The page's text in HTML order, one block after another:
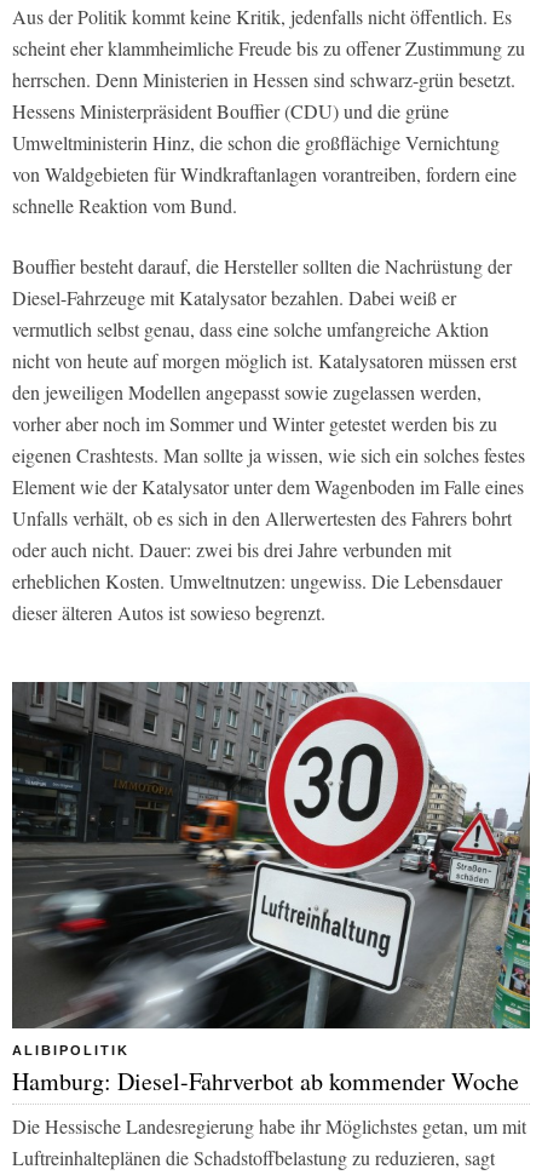
Aus der Politik kommt keine Kritik, jedenfalls nicht öffentlich. Es
scheint eher klammheimliche Freude bis zu offener Zustimmung zu
herrschen. Denn Ministerien in Hessen sind schwarz-grün besetzt.
Hessens Ministerpräsident Bouffier (CDU) und die grüne
Umweltministerin Hinz, die schon die großflächige Vernichtung
von Waldgebieten für Windkraftanlagen vorantreiben, fordern eine
schnelle Reaktion vom Bund.
Bouffier besteht darauf, die Hersteller sollten die Nachrüstung der
Diesel-Fahrzeuge mit Katalysator bezahlen. Dabei weiß er
vermutlich selbst genau, dass eine solche umfangreiche Aktion
nicht von heute auf morgen möglich ist. Katalysatoren müssen erst
den jeweiligen Modellen angepasst sowie zugelassen werden,
vorher aber noch im Sommer und Winter getestet werden bis zu
eigenen Crashtests. Man sollte ja wissen, wie sich ein solches festes
Element wie der Katalysator unter dem Wagenboden im Falle eines
Unfalls verhält, ob es sich in den Allerwertesten des Fahrers bohrt
oder auch nicht. Dauer: zwei bis drei Jahre verbunden mit
erheblichen Kosten. Umweltnutzen: ungewiss. Die Lebensdauer
dieser älteren Autos ist sowieso begrenzt.
ALIBIPOLITIK
Hamburg: Diesel-Fahrverbot ab kommender Woche
Die Hessische Landesregierung habe ihr Möglichstes getan, um mit
Luftreinhalteplänen die Schadstoffbelastung zu reduzieren, sagt